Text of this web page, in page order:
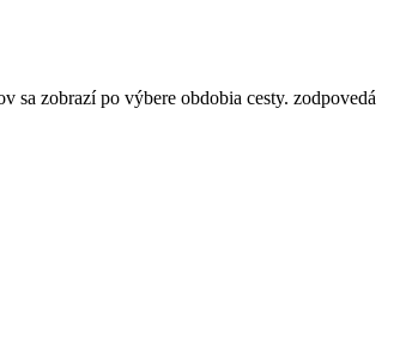
sa zobrazí po výbere obdobia cesty. zodpovedá